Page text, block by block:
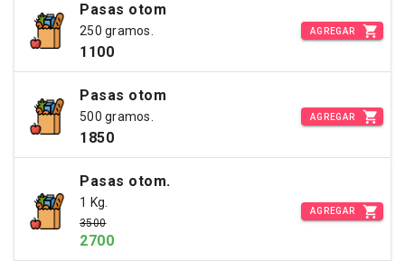
Pasas otom
250 gramos.
1100
AGREGAR
Pasas otom
500 gramos.
1850
AGREGAR
Pasas otom.
1 Kg.
3500
2700
AGREGAR